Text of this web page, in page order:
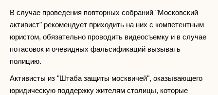
В случае проведения повторных собраний "Московский
активист" рекомендует приходить на них с компетентным
юристом, обязательно проводить видеосъемку и в случае
потасовок и очевидных фальсификаций вызывать
полицию.
Активисты из "Штаба защиты москвичей", оказывающего
юридическую поддержку жителям столицы, которые